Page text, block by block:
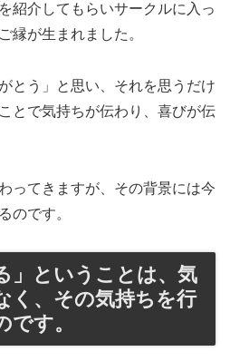
紹介してもらいサークルに入っ
縁が生まれました。
とう」と思い、それを思うだけ
とで気持ちが伝わり、喜びが伝
ってきますが、その背景には今
のです。
」ということは、気
く、その気持ちを行
す。